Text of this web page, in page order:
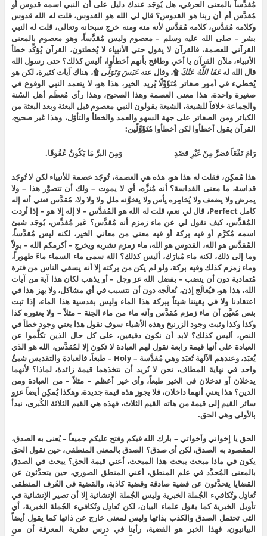
مُقدَّساً بالمعنى الحرفي، هل يُوجَد عندك دليل على أن النبي اسمه قدوس أو
مُقدَّس أم أن ربنا هو القدوس؟ قال لي الله هو القدوس، قلت له الله قدوس
وكلامه مُقدَّس، كلامه مُقدَّس لأنه منه ومنه خرج سبحانه وتعالى، قلت له النبي
بشر – صلى الله عليه وسلم – معصوم وليس مُقدَّساً، وهو معصوم بالمعنى
القرآني للعصمة، فالقرآن لا يقول حتى الأنبياء لا يُخطئون، القرآن يُؤكِّد خطأ
الأنبياء، ملآن القرآن يا أخي وطافح بأنهم أخطأوا، أليس كذلك؟ حتى رسول الله
قال الله لهعَفَا اللَّهُ عَنْكَ ۩، وقال عنهعَبَسَ وَتَوَلَّى۩، هناك آيات كثيرة، لكن هو
يُخطيء في أمور صغائر مُتَؤَوِّلًا يُريد الخير، هذا هو، لا يتعمد النبي الوقوع في
صغيرة واحدة، هذا معنى العصمة وهذا الصحيح، وهذا رأي مُعظَم أهل السُنة
والجماعة خلافاً للشيعة، الشيعة يقولون النبي معصوم قبل البعثة وبعد البعثة من
الكبائر ومن الصغائر على جهة السهو والعمد والخطأ والتأوّل، وهذا غير صحيح،
القرآن يقول أخطأوا لكن أخطأوا مُتَؤَوِّلًين:
رَامَ نَفْعَاً فضرَّ مِنْ غَيْرِ قصْدِ وَمِنَ البرِّ مَا يَكُونُ عُقُوقَا.
هذا مُمكِن، فقلت له هذا هو، هذه هي العصمة، تُوجَد عصمة للأنبياء لكن لا تُوجَد
قداسة، ما معنى القداسة؟ أنه مُنزَّه، أي لا يموت – ولك أن تتصوَّر هذا – ولا
يمرض ولا يضعف ولا يُخامِره يأس ولا يتخوَّنه ملل ولا ولا ولا، مُقدَّس تعني أنه إله
كامل Perfect، قال لي نعم، قلت له الله هو المُقدَّس – لا إله إلا هو – إذا أردت
المُقدَّس، كيف تقول لي عن ماء زمزم أنه مُقدَّس؟ غير مُقدَّس، يُوجَد شيئ
اسمه مُكرَّم أو فيه بركة أو فيه معنى من معاني الخير، لكنه ليس مُقدَّساً،
المُقدَّس هو الله، القدوس هو الله، ماء زمزم نشربه ويخرج – أكرمكم الله – بولاً
وما إلى ذلك، لكنه ماء مُبارَك، أليس كذلك؟ الله سمى ماء السماء ماءً طهوراً،
وماء زمزم كذلك وفيه بركة، ولو لم يكن من بركته إلا أنه يسقي الناس من فترة
مُتمادية دون أن ينضب – بفضل الله عز وجل – أو يذهب لكان هذا آية من آيات
الله، هذا هو، فيُعالَج إذن، نُعالَجه دون أن نتسبب في أي مشاكل، ولا يهز هذا في
اعتقادنا ولا في يقيننا شيئاً ببركة هذا الماء وليس بقدسية هذا الماء، إذا ثبت
بنص مُعيَّن أن ماء زمزم مُقدَّس وأنه ماء من ماء الجنة – مثلاً – ولا يعتوره كذا
وكذا وكذا وثبت وجود الزرنيخ وهذه الأشياء سوف نقول هذا يعني وجود خطأ في
النص، أليس كذلك؟ لابد أن نكون دقيقين، على كل حال الذين تكلَّموا عن
العبادة على أنها قيمة رابعة نقول لهم العبادة لا تكون إلا لمُقدَّس، الله هو الذي
يُعبَد، وعندهم الآلهة تُعبَد وهي مُقدَّسة – Holy – طبعاً، فالعبادة والتقديس شيئٌ
واحد في نهاية المطاف، نحن لا نُريد أن نتخذهما قيمة زائدة، لماذا؟ لأنهما
يدخلان أو تدخلان في الخير طبعاً، وأي خير أعظم – مثلاً – من العبادة ومن
الدين؟ هذا يعني أنهما داخلان، فلا يجوز هذه قيمة جديدة، وهكذا يُمكِن أيضاً عزو
سائر القيم إلى قيمة من هاته القيم الثلاث، فهذه هي القيم الثلاثة الكُبرى، نبدأ
بالأولى وهي الحق.
الحق يا إخواني وأخواتي – بارك الله فيكم وفتح عليكم جميعاً – يُعنى به الصدق،
المقصود به الصدق، لكن أي صدق؟ الصدق بالمعنى المنطقي، حين نقول الحق
يكون في ماذا مبحث يبحث هذا المبحث، أعني قيمة الحق؟ يبحث في الصدق
بالمعنى المُحدَّد في علم المنطق، أعني المنطق الصوري، حين يتحدَّثون عن
القضايا يتحدَّثون عن قضية صادقة وقضية كاذبة، والقضية في العُرف المنطقي
تُعادِل وتُكافيء الجُملة الخبرية وليس الجُملة الإنشائية إلا أن تصير الإنشائية في
تأويل الخبرية كما يقول علماء البيان، لكن تُعادِل وتُكافيء الجُملة الخبرية، أي
التي تحتمل الصدق والكذب بذاتها وليس لمعنى خارج عن ذاتها كما يقول أيضاً
البيانيون، فهذا الخبر هو القضية، رأينا في درس نظرية المعرفة أن من